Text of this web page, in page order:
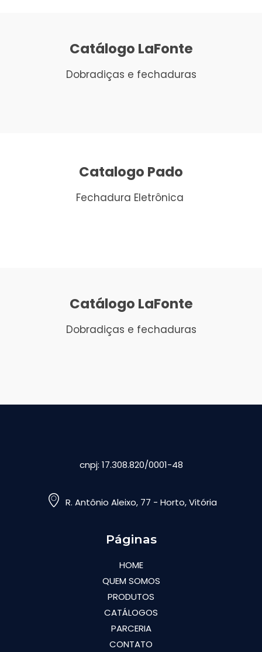
Catálogo LaFonte
Dobradiças e fechaduras
Catalogo Pado
Fechadura Eletrônica
Catálogo LaFonte
Dobradiças e fechaduras
cnpj: 17.308.820/0001-48
R. Antônio Aleixo, 77 - Horto, Vitória
Páginas
HOME
QUEM SOMOS
PRODUTOS
CATÁLOGOS
PARCERIA
CONTATO